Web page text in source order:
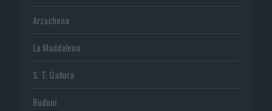
Arzachena
La Maddalena
S. T. Gallura
Budoni